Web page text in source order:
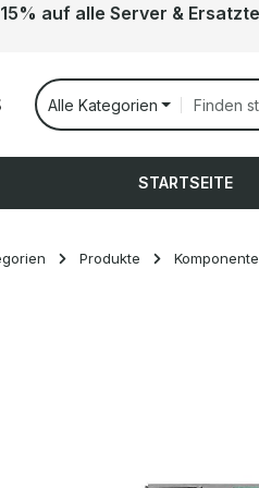
springen
auf alle Server &
Alle Kategorien
STARTSEITE
Produkte